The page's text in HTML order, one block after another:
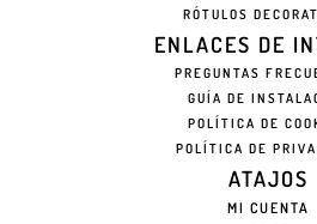
RÓTULOS
ENLACES DE
PREGUNTAS
GUÍA DE
POLÍTICA DE
POLÍTICA DE
ATAJOS
MI CUENTA